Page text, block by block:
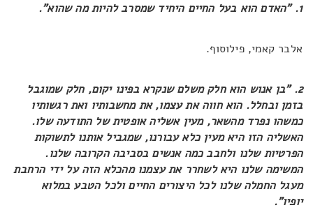
1. "האדם הוא בעל החיים היחיד שמסרב להיות מה שהוא".
אלבר קאמי, פילוסוף.
2. "בן אנוש הוא חלק משלם שנקרא בפינו יקום, חלק שמוגבל
בזמן ובחלל. הוא חווה את עצמו, את מחשבותיו ואת רגשותיו
כמשהו נפרד מהשאר, מעין אשליה אופטית של התודעה שלו.
האשליה הזו היא מעין כלא עבורנו, שמגביל אותנו לתשוקות
הפרטיות שלנו ולחבב כמה אנשים בסביבה הקרובה שלנו.
המשימה שלנו היא לשחרר את עצמנו מהכלא הזה על ידי הרחבת
מעגל החמלה שלנו לכל היצורים החיים ולכל הטבע במלוא
יופיו".